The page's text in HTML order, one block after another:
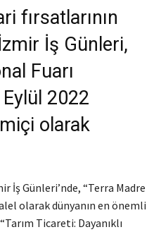
fırsatlarının
İş Günleri,
Fuarı
2022
olarak
İş Günleri’nde, “Terra Madre
olarak dünyanın en önemli
Ticareti: Dayanıklı